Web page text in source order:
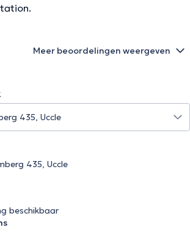
Meer beoordelingen weergeven
435, Uccle
beschikbaar